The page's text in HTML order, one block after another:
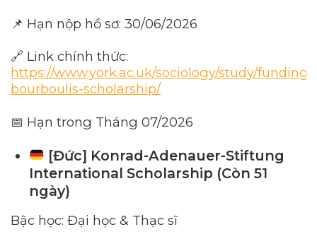
📌 Hạn nộp hồ sơ: 30/06/2026
🔗 Link chính thức:
https://www.york.ac.uk/sociology/study/
bourboulis-scholarship/
📅 Hạn trong Tháng 07/2026
[Đức] Konrad-Adenauer-Stiftung
International Scholarship (Còn 51
ngày)
Bậc học: Đại học & Thạc sĩ